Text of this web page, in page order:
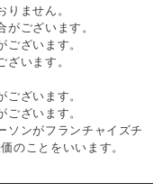
ません。
ございます。
ざいます。
います。
ざいます。
ざいます。
ソンがフランチャイズチ
のことをいいます。